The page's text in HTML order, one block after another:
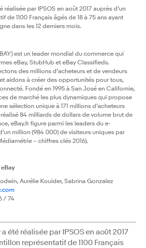
réalisée par IPSOS en août 2017 auprès d’un
de 1100 Français âgés de 18 à 75 ans ayant
dans les 12 derniers mois.
est un leader mondial du commerce qui
eBay, StubHub et eBay Classifieds.
des millions d’acheteurs et de vendeurs
aidons à créer des opportunités pour tous,
Fondé en 1995 à San José en Californie,
de marché les plus dynamiques qui propose
sélection unique à 171 millions d’acheteurs
réalisé 84 milliards de dollars de volume brut de
eBay.fr figure parmi les leaders du e-
million (984 000) de visiteurs uniques par
– chiffres clés 2016).
Aurélie Kouider, Sabrina Gonzalez
/ 74
a été réalisée par IPSOS en août 2017
représentatif de 1100 Français